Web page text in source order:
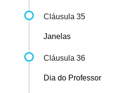
Cláusula 35
Janelas
Cláusula 36
Dia do Professor